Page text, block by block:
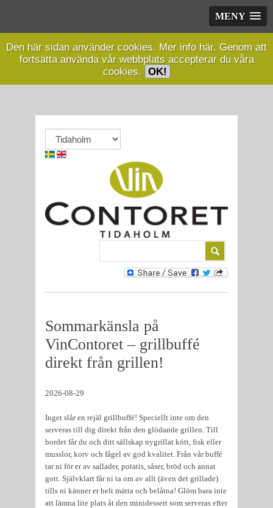
MENY
Den här sidan använder cookies. Mer info här. Genom att
fortsätta använda vår webbplats accepterar du våra
cookies. OK!
Sommarkänsla på
VinContoret – grillbuffé
direkt från grillen!
2026-08-29
Inget slår en rejäl grillbuffé! Speciellt inte om den
serveras till dig direkt från den glödande grillen. Till
bordet får du och ditt sällskap nygrillat kött, fisk eller
musslor, korv och fågel av god kvalitet. Från vår buffé
tar ni för er av sallader, potatis, såser, bröd och annat
gott. Självklart får ni ta om av allt (även det grillade)
tills ni känner er helt mätta och belåtna! Glöm bara inte
att lämna lite plats åt den minidessert som serveras efter